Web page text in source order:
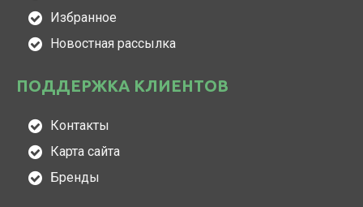
Избранное
Новостная рассылка
ПОДДЕРЖКА КЛИЕНТОВ
Контакты
Карта сайта
Бренды